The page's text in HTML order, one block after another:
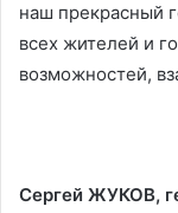
наш прекрасный
всех жителей и
возможностей,
Сергей ЖУКОВ,